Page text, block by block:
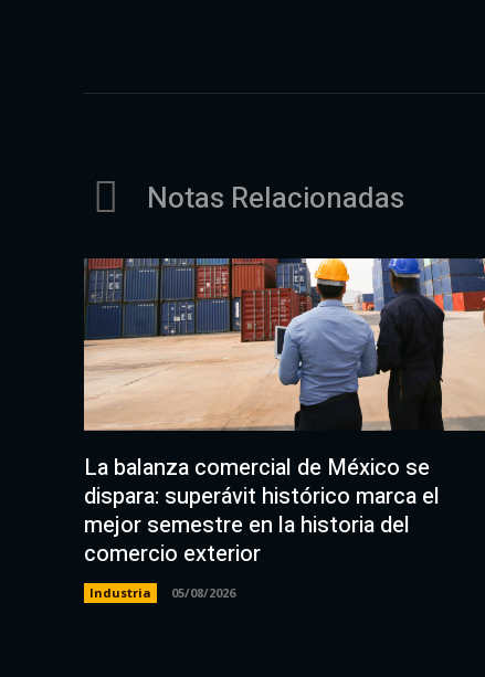
Notas Relacionadas
La balanza comercial de México se
dispara: superávit histórico marca el
mejor semestre en la historia del
comercio exterior
Industria 05/08/2026